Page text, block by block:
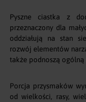
Pyszne ciastka z
przeznaczony dla
oddziałują na stan
rozwój elementów
także podnoszą
Porcja przysmaków
od wielkości, rasy,